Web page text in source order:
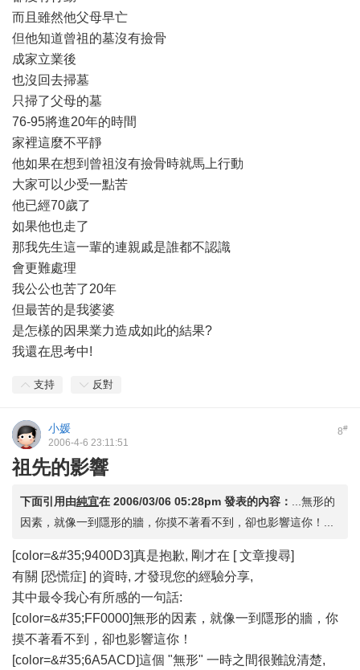
而且雖然他父母早亡
但他知道曾祖的墓沒有撿骨
成家立業後
也沒回去掃墓
只掃了父母的墓
76-95將進20年的時間
家裡這麼不平靜
他如果在想到曾祖沒有撿骨時就馬上行動
大家可以少受一點苦
他已經70歲了
如果他也走了
那我先生這一輩的連親戚是誰都不認識
會更難處理
我公公也苦了20年
但最苦的是我婆婆
是怎樣的因果業力造成如此的結果?
我還在思考中!
支持 反對
8#
小媛
2006-4-6 23:11:51
祖先的影響
下面引用由純宜在 2006/03/06 05:28pm 發表的內容：
...無形的
因素，就像一到隱形的牆，你摸不著看不到，卻也影響這你！...
[color=&#35;9400D3]真是抱歉, 剛才在 [ 文章搜尋]
有關 [恐慌症] 的資時, 才發現您的經驗分享,
其中最令我心有所感的一句話:
[color=&#35;FF0000]無形的因素，就像一到隱形的牆，你
摸不著看不到，卻也影響這你！
[color=&#35;6A5ACD]這個 "無形" 一時之間很難說清楚,